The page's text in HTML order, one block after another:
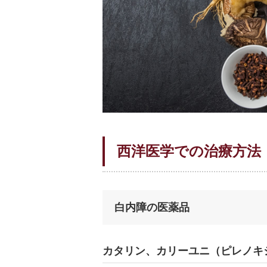
西洋医学での治療方法
白内障の医薬品
カタリン、カリーユニ（ピレノキ